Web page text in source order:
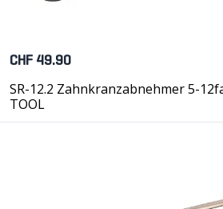
CHF 49.90
SR-12.2 Zahnkranzabnehmer 5-
TOOL